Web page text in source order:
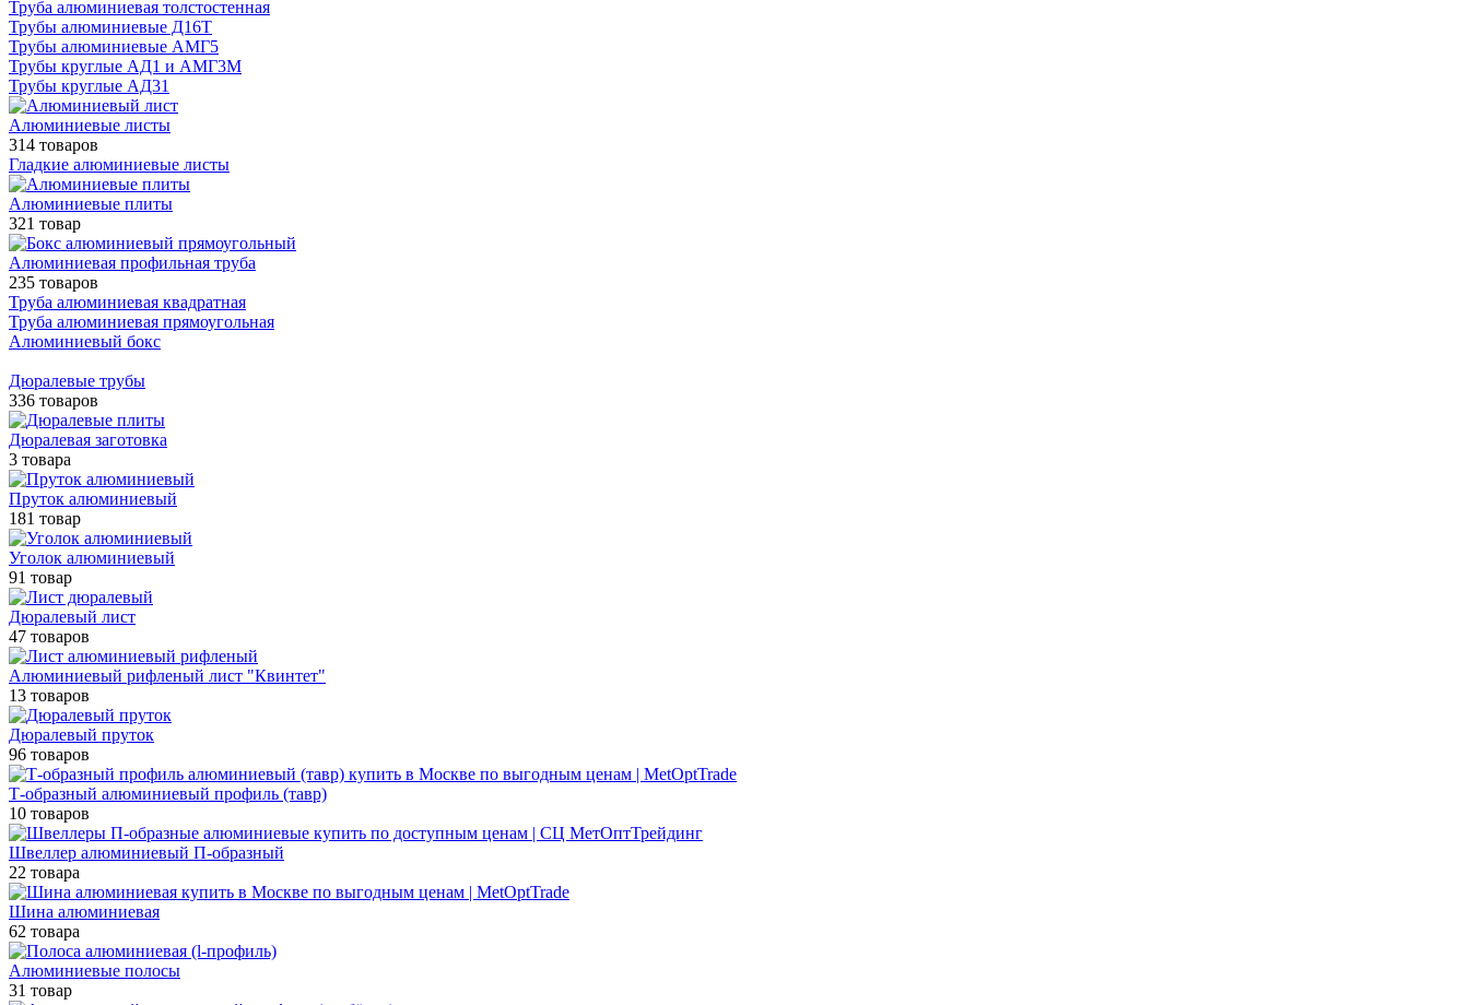
Труба алюминиевая толстостенная
Трубы алюминиевые Д16Т
Трубы алюминиевые АМГ5
Трубы круглые АД1 и АМГ3М
Трубы круглые АД31
Алюминиевые листы
314 товаров
Гладкие алюминиевые листы
Алюминиевые плиты
321 товар
Алюминиевая профильная труба
235 товаров
Труба алюминиевая квадратная
Труба алюминиевая прямоугольная
Алюминиевый бокс
Дюралевые трубы
336 товаров
Дюралевая заготовка
3 товара
Пруток алюминиевый
181 товар
Уголок алюминиевый
91 товар
Дюралевый лист
47 товаров
Алюминиевый рифленый лист "Квинтет"
13 товаров
Дюралевый пруток
96 товаров
Т-образный алюминиевый профиль (тавр)
10 товаров
Швеллер алюминиевый П-образный
22 товара
Шина алюминиевая
62 товара
Алюминиевые полосы
31 товар